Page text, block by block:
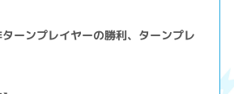
ーンプレイヤーの勝利、ターンプレ